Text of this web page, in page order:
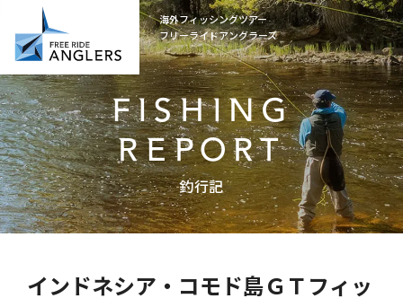
海外フィッシングツアー
フリーライドアングラーズ
FISHING
REPORT
釣行記
インドネシア・コモド島ＧＴフィッ